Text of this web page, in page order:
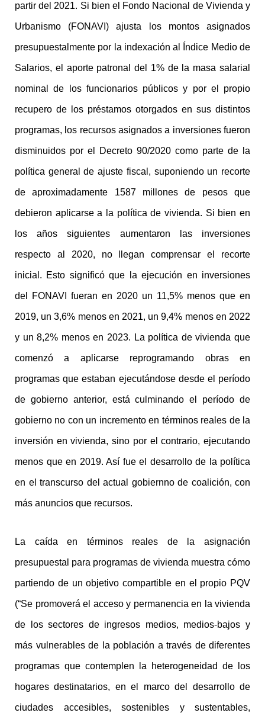
partir del 2021. Si bien el Fondo Nacional de Vivienda y
Urbanismo (FONAVI) ajusta los montos asignados
presupuestalmente por la indexación al Índice Medio de
Salarios, el aporte patronal del 1% de la masa salarial
nominal de los funcionarios públicos y por el propio
recupero de los préstamos otorgados en sus distintos
programas, los recursos asignados a inversiones fueron
disminuidos por el Decreto 90/2020 como parte de la
política general de ajuste fiscal, suponiendo un recorte
de aproximadamente 1587 millones de pesos que
debieron aplicarse a la política de vivienda. Si bien en
los años siguientes aumentaron las inversiones
respecto al 2020, no llegan comprensar el recorte
inicial. Esto significó que la ejecución en inversiones
del FONAVI fueran en 2020 un 11,5% menos que en
2019, un 3,6% menos en 2021, un 9,4% menos en 2022
y un 8,2% menos en 2023. La política de vivienda que
comenzó a aplicarse reprogramando obras en
programas que estaban ejecutándose desde el período
de gobierno anterior, está culminando el período de
gobierno no con un incremento en términos reales de la
inversión en vivienda, sino por el contrario, ejecutando
menos que en 2019. Así fue el desarrollo de la política
en el transcurso del actual gobiernno de coalición, con
más anuncios que recursos.
La caída en términos reales de la asignación
presupuestal para programas de vivienda muestra cómo
partiendo de un objetivo compartible en el propio PQV
(“Se promoverá el acceso y permanencia en la vivienda
de los sectores de ingresos medios, medios-bajos y
más vulnerables de la población a través de diferentes
programas que contemplen la heterogeneidad de los
hogares destinatarios, en el marco del desarrollo de
ciudades accesibles, sostenibles y sustentables,